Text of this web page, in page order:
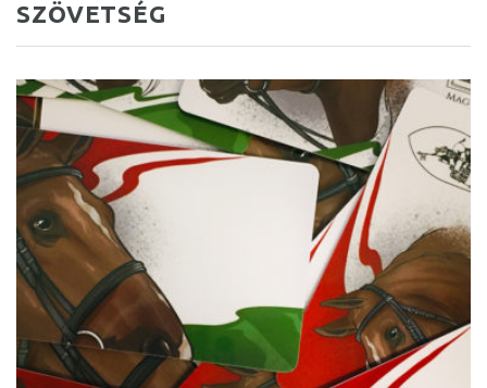
SZÖVETSÉG